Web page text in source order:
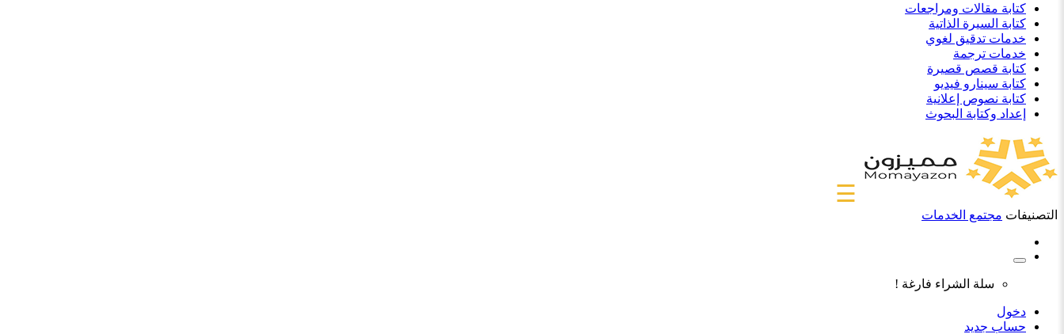
كتابة مقالات ومراجعات
كتابة السيرة الذاتية
خدمات تدقيق لغوي
خدمات ترجمة
كتابة قصص قصيرة
كتابة سينارو فيديو
كتابة نصوص إعلانية
إعداد وكتابة البحوث
☰
التصنيفات مجتمع الخدمات
سلة الشراء فارغة !
دخول
حساب جديد